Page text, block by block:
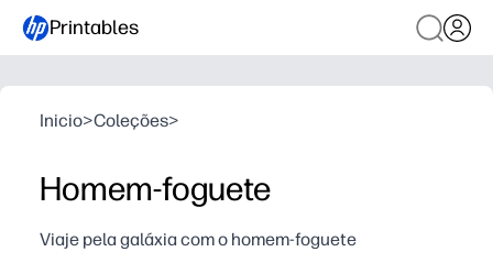
Printables
Inicio>Coleções>
Homem-foguete
Viaje pela galáxia com o homem-foguete